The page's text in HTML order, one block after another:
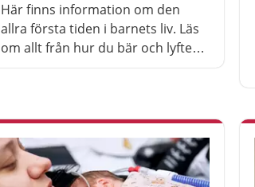
Här finns information om den
allra första tiden i barnets liv. Läs
om allt från hur du bär och lyfter,